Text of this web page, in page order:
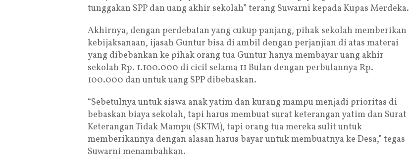
tunggakan SPP dan uang akhir sekolah” terang Suwarni kepada Kupas Merdeka.
Akhirnya, dengan perdebatan yang cukup panjang, pihak sekolah memberikan
kebijaksanaan, ijasah Guntur bisa di ambil dengan perjanjian di atas materai
yang dibebankan ke pihak orang tua Guntur hanya membayar uang akhir
sekolah Rp. 1.100.000 di cicil selama 11 Bulan dengan perbulannya Rp.
100.000 dan untuk uang SPP dibebaskan.
“Sebetulnya untuk siswa anak yatim dan kurang mampu menjadi prioritas di
bebaskan biaya sekolah, tapi harus membuat surat keterangan yatim dan Surat
Keterangan Tidak Mampu (SKTM), tapi orang tua mereka sulit untuk
memberikannya dengan alasan harus bayar untuk membuatnya ke Desa,” tegas
Suwarni menambahkan.